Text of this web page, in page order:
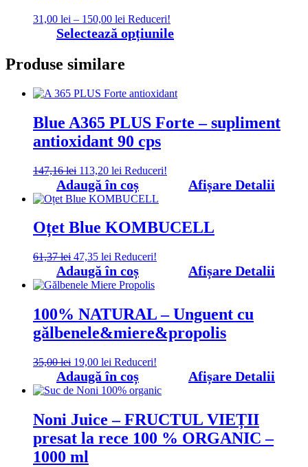
31,00 lei – 150,00 lei Interval
de
prețuri:
150,00 lei
Reduceri!
Selectează opțiunile
fi
produsului.
Produse similare
Blue A365 PLUS Forte – supliment
antioxidant 90 cps
147,16lei Prețul
inițial
a
fost:
147,16 lei.
113,20 lei Prețul
curent
este:
113,20 lei.
Reduceri!
Adaugă în coș Afișare Detalii
Oțet Blue KOMBUCELL
61,37lei Prețul
inițial
a
fost:
47,35 lei Prețul
curent
este:
47,35 lei.
Reduceri!
Adaugă în coș Afișare Detalii
100% NATURAL – Unguent cu
gălbenele&miere&propolis
35,00lei Prețul
inițial
a
fost:
35,00 lei.
19,00 lei Prețul
curent
este:
19,00 lei.
Reduceri!
Adaugă în coș Afișare Detalii
Noni Juice – FRUCTUL VIEȚII
presat la rece 100 % ORGANIC –
1000 ml